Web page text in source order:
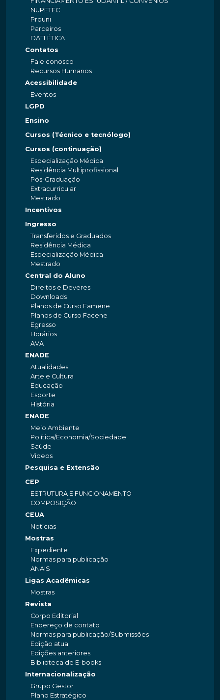
NUPETEC
Prouni
Parceiros
DATLÉTICA
Contatos
Fale conosco
Recursos Humanos
Acessibilidade
Eventos
LGPD
Ensino
Cursos (Técnico e tecnólogo)
Cursos (continuação)
Especialização Médica
Residência Multiprofissional
Pós-Graduação
Extracurricular
Mestrado
Incentivos
Ingresso
Transferidos e Graduados
Residência Médica
Especialização Médica
Mestrado
Central do Aluno
Direitos e Deveres
Downloads
Planos de Curso Famene
Planos de Curso Facene
Egresso
Horários
AVA
ENADE
Atualidades
Arte e Cultura
Educação
Esporte
História
ENADE
Meio Ambiente
Política/Economia/Sociedade
Saúde
Videos
Pesquisa e Extensão
CEP
ESTRUTURA E FUNCIONAMENTO
COMPOSIÇÃO
CEUA
Notícias
Mostras
Expediente
Normas para publicação
ANAIS
Ligas Acadêmicas
Mostras
Revista
Corpo Editorial
Endereço de contato
Normas para publicação/Submissões
Edição atual
Edições anteriores
Biblioteca de E-books
Internacionalização
Grupo Gestor
Plano Estratégico